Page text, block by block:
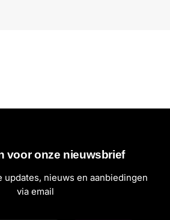
voor onze nieuwsbrief
updates, nieuws en aanbiedingen
via email